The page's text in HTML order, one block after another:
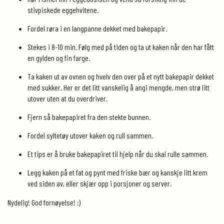
stivpiskede eggehvitene.
Fordel røra i en langpanne dekket med bakepapir.
Stekes i 8-10 min. Følg med på tiden og ta ut kaken når den har fått
en gylden og fin farge.
Ta kaken ut av ovnen og hvelv den over på et nytt bakepapir dekket
med sukker. Her er det litt vanskelig å angi mengde, men strø litt
utover uten at du overdriver.
Fjern så bakepapiret fra den stekte bunnen.
Fordel syltetøy utover kaken og rull sammen.
Et tips er å bruke bakepapiret til hjelp når du skal rulle sammen.
Legg kaken på et fat og pynt med friske bær og kanskje litt krem
ved siden av, eller skjær opp i porsjoner og server.
Nydelig! God fornøyelse! :)